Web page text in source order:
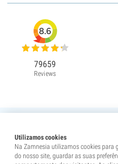
Utilizamos cookies
Na Zamnesia utilizamos cookies para
do nosso site, guardar as suas
8.6
79659
Reviews